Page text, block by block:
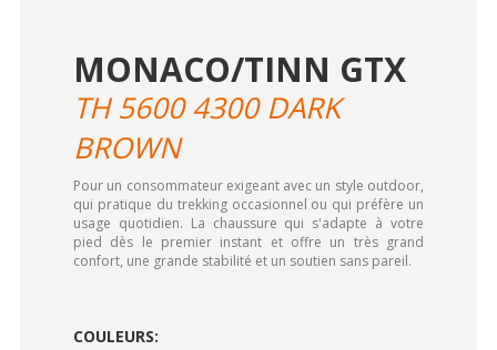
MONACO/TINN GTX
TH 5600 4300 DARK
BROWN
Pour un consommateur exigeant avec un style outdoor,
qui pratique du trekking occasionnel ou qui préfère un
usage quotidien. La chaussure qui s'adapte à votre
pied dès le premier instant et offre un très grand
confort, une grande stabilité et un soutien sans pareil.
COULEURS: